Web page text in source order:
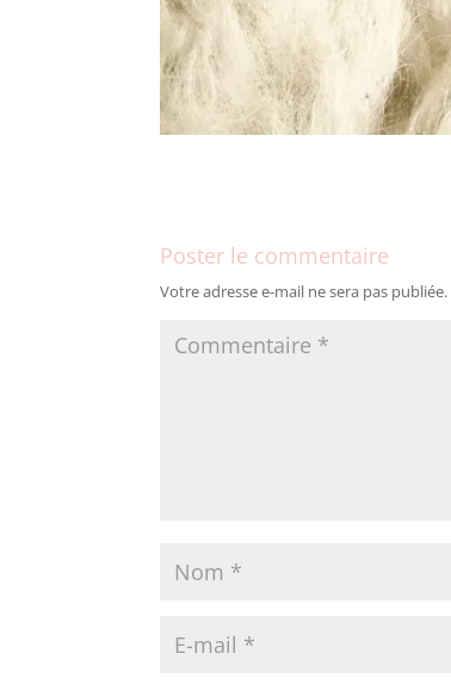
Poster le commentaire
Votre adresse e-mail ne sera pas publiée.